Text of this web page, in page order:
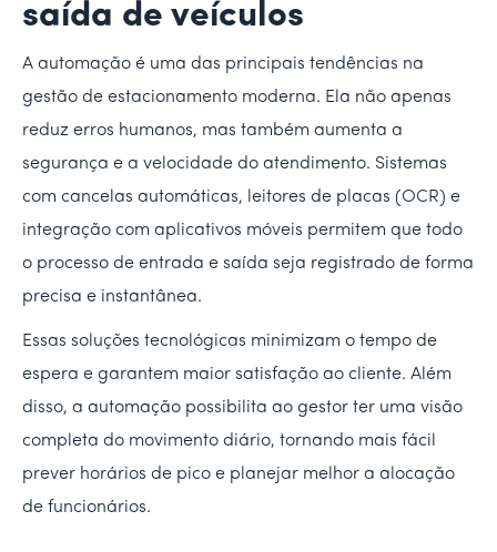
saída de veículos
A automação é uma das principais tendências na
gestão de estacionamento moderna. Ela não apenas
reduz erros humanos, mas também aumenta a
segurança e a velocidade do atendimento. Sistemas
com cancelas automáticas, leitores de placas (OCR) e
integração com aplicativos móveis permitem que todo
o processo de entrada e saída seja registrado de forma
precisa e instantânea.
Essas soluções tecnológicas minimizam o tempo de
espera e garantem maior satisfação ao cliente. Além
disso, a automação possibilita ao gestor ter uma visão
completa do movimento diário, tornando mais fácil
prever horários de pico e planejar melhor a alocação
de funcionários.